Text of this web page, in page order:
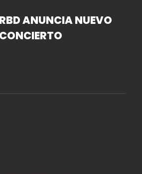
RBD ANUNCIA NUEVO
CONCIERTO